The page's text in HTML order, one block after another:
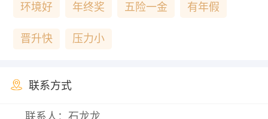
环境好 年终奖 五险一金 有年假
晋升快 压力小
联系方式